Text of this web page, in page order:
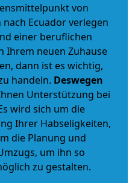
von
Ecuador verlegen
einer beruflichen
Ihrem neuen Zuhause
dann ist es wichtig,
handeln. Deswegen
Unterstützung bei
wird sich um die
Ihrer Habseligkeiten,
die Planung und
um ihn so
zu gestalten.